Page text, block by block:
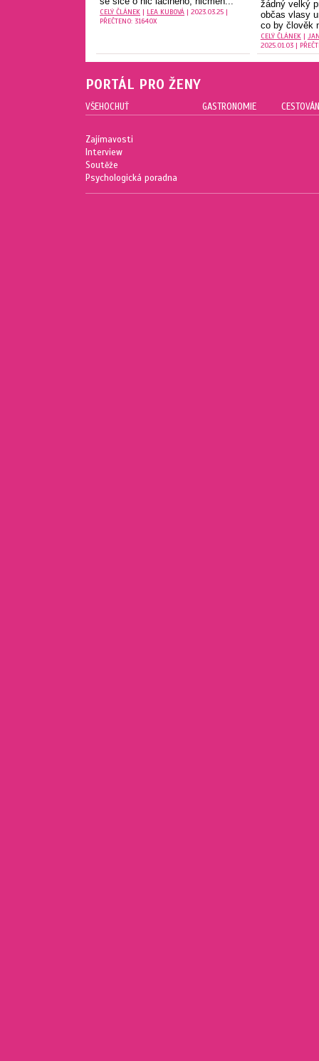
CELÝ ČLÁNEK | LEA KUBOVÁ | 2023.03.25 |
PŘEČTENO: 31640X
žádný velký
občas vlasy
co by člověk
CELÝ ČLÁNEK|
2025.01.03 |
PORTÁL PRO ŽENY
VŠEHOCHUŤ
Zajímavosti
Interview
Soutěže
Psychologická poradna
GASTRONOMIE